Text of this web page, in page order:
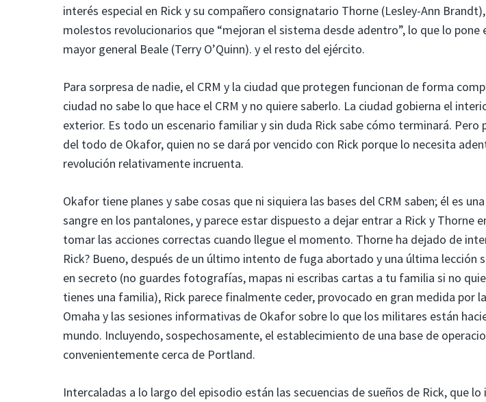
interés especial en Rick y su compañero consignatario Thorne (Lesley-Ann
molestos revolucionarios que “mejoran el sistema desde adentro”, lo que lo
mayor general Beale (Terry O’Quinn). y el resto del ejército.
Para sorpresa de nadie, el CRM y la ciudad que protegen funcionan de forma
ciudad no sabe lo que hace el CRM y no quiere saberlo. La ciudad gobierna el
exterior. Es todo un escenario familiar y sin duda Rick sabe cómo terminará. Pero
del todo de Okafor, quien no se dará por vencido con Rick porque lo necesita
revolución relativamente incruenta.
Okafor tiene planes y sabe cosas que ni siquiera las bases del CRM saben; él es
sangre en los pantalones, y parece estar dispuesto a dejar entrar a Rick y Thorne
tomar las acciones correctas cuando llegue el momento. Thorne ha dejado de
Rick? Bueno, después de un último intento de fuga abortado y una última lección
en secreto (no guardes fotografías, mapas ni escribas cartas a tu familia si no
tienes una familia), Rick parece finalmente ceder, provocado en gran medida por
Omaha y las sesiones informativas de Okafor sobre lo que los militares están
mundo. Incluyendo, sospechosamente, el establecimiento de una base de
convenientemente cerca de Portland.
Intercaladas a lo largo del episodio están las secuencias de sueños de Rick, que